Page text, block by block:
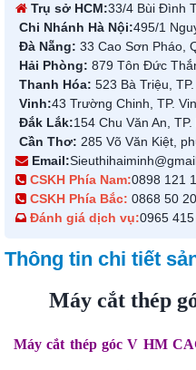
Trụ sở HCM:33/4 Bùi Đình
Chi Nhánh Hà Nội:495/1
Đà Nẵng: 33 Cao Sơn Pháo,
Hải Phòng: 879 Tôn Đức
Thanh Hóa: 523 Bà Triệu,
Vinh:43 Trường Chinh, TP.
Đắk Lắk:154 Chu Văn An,
Cần Thơ: 285 Võ Văn Kiệt,
Email:
CSKH Phía Nam:0898 121
CSKH Phía Bắc: 0868 50
Đánh giá dịch vụ:0965
Thông tin chi tiết
Máy cắt thép
Máy cắt thép góc V HM